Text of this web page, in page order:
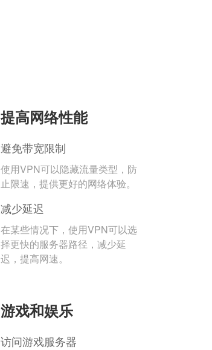
提高网络性能
避免带宽限制
使用VPN可以隐藏流量类型，防
止限速，提供更好的网络体验。
减少延迟
在某些情况下，使用VPN可以选
择更快的服务器路径，减少延
迟，提高网速。
游戏和娱乐
访问游戏服务器